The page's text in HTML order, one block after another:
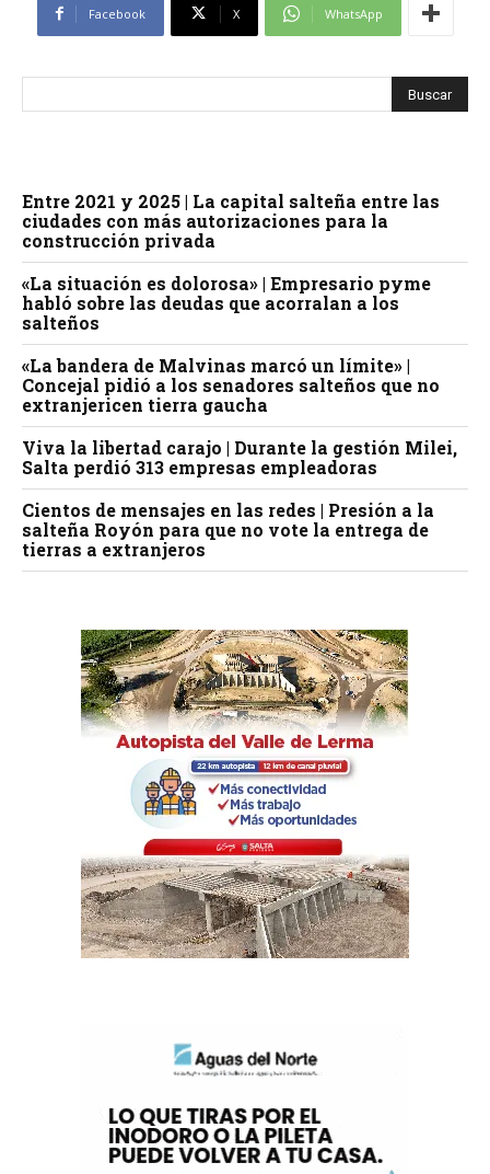
Facebook X WhatsApp
Entre 2021 y 2025 | La capital salteña entre las
ciudades con más autorizaciones para la
construcción privada
«La situación es dolorosa» | Empresario pyme
habló sobre las deudas que acorralan a los
salteños
«La bandera de Malvinas marcó un límite» |
Concejal pidió a los senadores salteños que no
extranjericen tierra gaucha
Viva la libertad carajo | Durante la gestión Milei,
Salta perdió 313 empresas empleadoras
Cientos de mensajes en las redes | Presión a la
salteña Royón para que no vote la entrega de
tierras a extranjeros